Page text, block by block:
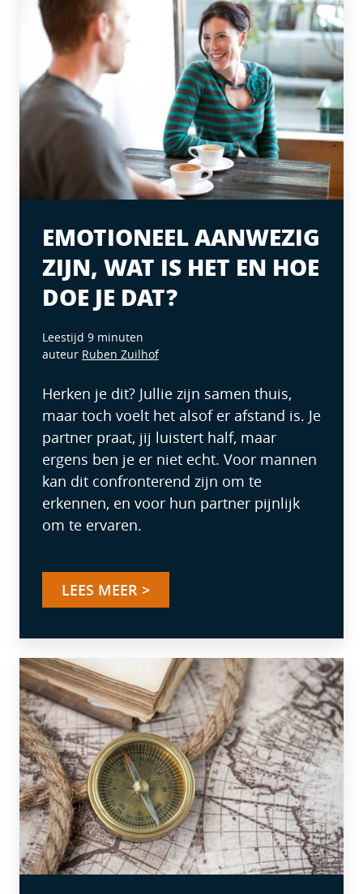
EMOTIONEEL AANWEZIG
ZIJN, WAT IS HET EN HOE
DOE JE DAT?
Leestijd 9 minuten
auteur Ruben Zuilhof
Herken je dit? Jullie zijn samen thuis,
maar toch voelt het alsof er afstand is. Je
partner praat, jij luistert half, maar
ergens ben je er niet echt. Voor mannen
kan dit confronterend zijn om te
erkennen, en voor hun partner pijnlijk
om te ervaren.
LEES MEER >